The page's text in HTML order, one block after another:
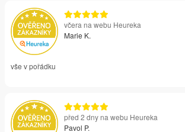
včera na webu Heureka
Marie K.
vše v pořádku
před 2 dny na webu Heureka
Pavol P.